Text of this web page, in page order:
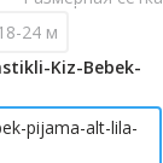
24 м
Kiz-Bebek-
pijama-alt-lila-